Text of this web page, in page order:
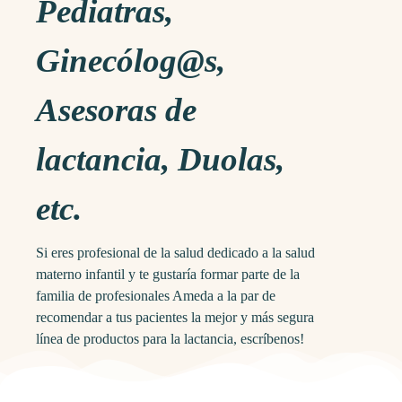
Pediatras,
Ginecólog@s,
Asesoras de
lactancia, Duolas,
etc.
Si eres profesional de la salud dedicado a la salud
materno infantil y te gustaría formar parte de la
familia de profesionales Ameda a la par de
recomendar a tus pacientes la mejor y más segura
línea de productos para la lactancia, escríbenos!